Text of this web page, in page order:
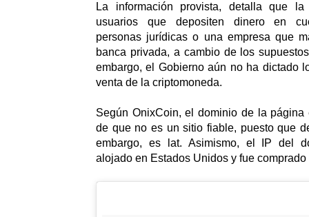
La información provista, detalla que
usuarios que depositen dinero en
personas jurídicas o una empresa que
banca privada, a cambio de los
embargo, el Gobierno aún no ha dictado
venta de la criptomoneda.
Según OnixCoin, el dominio de la
de que no es un sitio fiable, puesto que
embargo, es lat. Asimismo, el IP del
alojado en Estados Unidos y fue